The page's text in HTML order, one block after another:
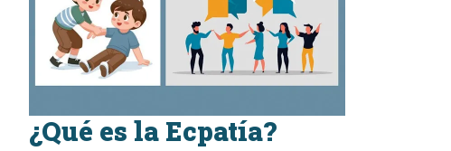
¿Qué es la Ecpatía?